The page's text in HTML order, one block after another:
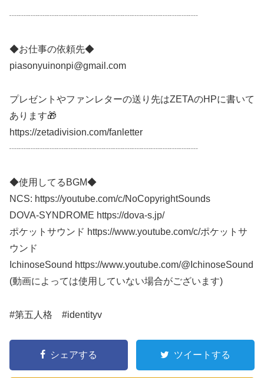
┈┈┈┈┈┈┈┈┈┈┈┈┈┈┈┈┈┈┈┈
◆お仕事の依頼先◆
piasonyuinonpi@gmail.com
プレゼントやファンレターの送り先はZETAのHPに書いて
あります🎁
https://zetadivision.com/fanletter
┈┈┈┈┈┈┈┈┈┈┈┈┈┈┈┈┈┈┈┈
◆使用してるBGM◆
NCS: https://youtube.com/c/NoCopyrightSounds
DOVA-SYNDROME https://dova-s.jp/
ポケットサウンド https://www.youtube.com/c/ポケットサ
ウンド
IchinoseSound https://www.youtube.com/@IchinoseSound
(動画によっては使用していない場合がございます)
#第五人格 #identityv
シェアする ツイートする